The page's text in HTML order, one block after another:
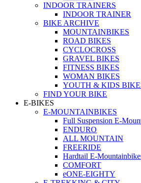
INDOOR TRAINERS
INDOOR TRAINER
BIKE ARCHIVE
MOUNTAINBIKES
ROAD BIKES
CYCLOCROSS
GRAVEL BIKES
FITNESS BIKES
WOMAN BIKES
YOUTH & KIDS
FIND YOUR BIKE
E-BIKES
E-MOUNTAINBIKES
Full Suspension E-
ENDURO
ALL MOUNTAIN
FREERIDE
Hardtail E-
COMFORT
eONE-EIGHTY